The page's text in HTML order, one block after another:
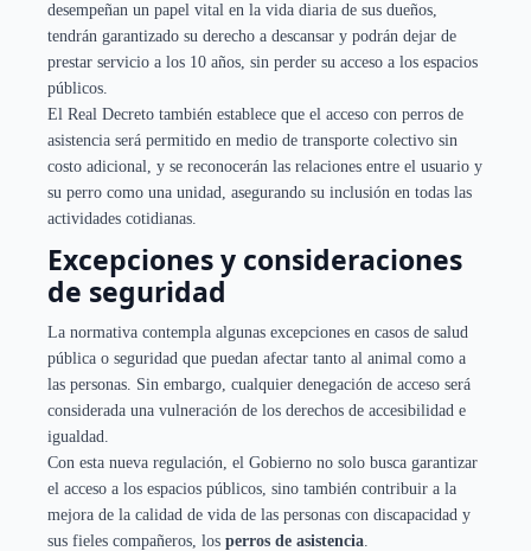
desempeñan un papel vital en la vida diaria de sus dueños,
tendrán garantizado su derecho a descansar y podrán dejar de
prestar servicio a los 10 años, sin perder su acceso a los espacios
públicos.
El Real Decreto también establece que el acceso con perros de
asistencia será permitido en medio de transporte colectivo sin
costo adicional, y se reconocerán las relaciones entre el usuario y
su perro como una unidad, asegurando su inclusión en todas las
actividades cotidianas.
Excepciones y consideraciones
de seguridad
La normativa contempla algunas excepciones en casos de salud
pública o seguridad que puedan afectar tanto al animal como a
las personas. Sin embargo, cualquier denegación de acceso será
considerada una vulneración de los derechos de accesibilidad e
igualdad.
Con esta nueva regulación, el Gobierno no solo busca garantizar
el acceso a los espacios públicos, sino también contribuir a la
mejora de la calidad de vida de las personas con discapacidad y
sus fieles compañeros, los perros de asistencia.